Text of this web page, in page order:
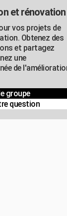
et rénovation
vos projets de
Obtenez des
et partagez
une
de
groupe
question